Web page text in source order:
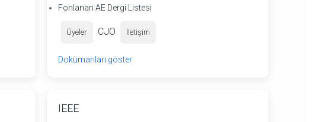
Fonlanan AE Dergi Listesi
Üyeler CJO İletişim
Dokümanları göster
IEEE